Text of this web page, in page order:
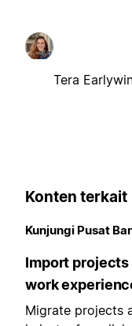
Tera
Konten terkait
Kunjungi Pusat
Import projects
work
Migrate projects